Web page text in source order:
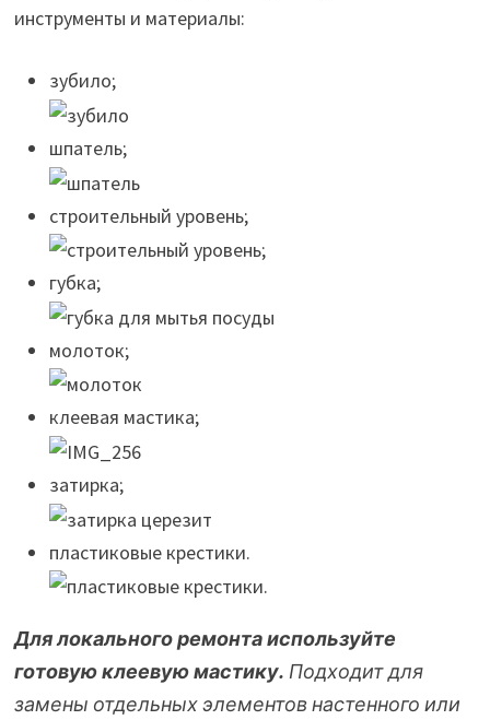
инструменты и материалы:
зубило;
шпатель;
строительный уровень;
губка;
молоток;
клеевая мастика;
затирка;
пластиковые крестики.
Для локального ремонта используйте
готовую клеевую мастику. Подходит для
замены отдельных элементов настенного или